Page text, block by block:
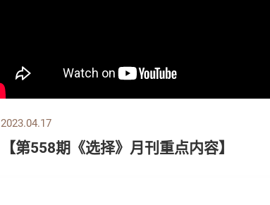
2023.04.17
【第558期《选择》月刊重点内容】